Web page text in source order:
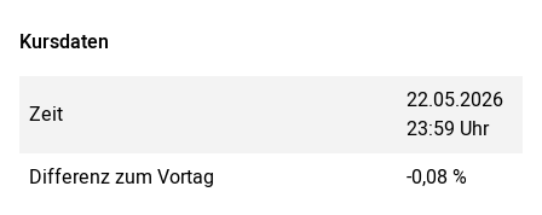
Kursdaten
Zeit
22.05.2026
23:59 Uhr
Differenz zum Vortag
-0,08 %